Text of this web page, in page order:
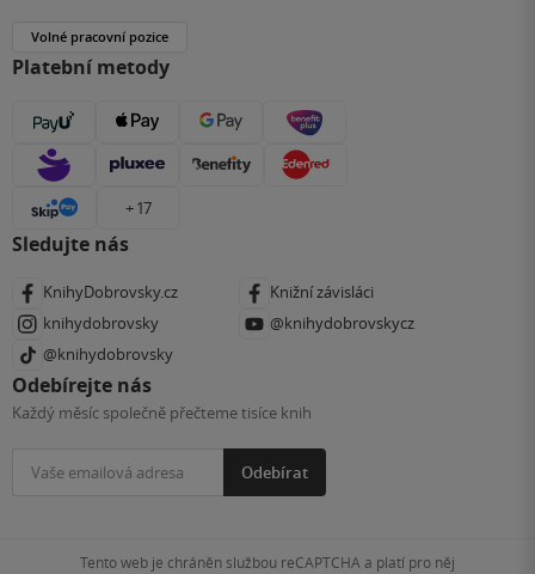
Volné pracovní pozice
Platební metody
+ 17
Sledujte nás
KnihyDobrovsky.cz
Knižní závisláci
knihydobrovsky
@knihydobrovskycz
@knihydobrovsky
Odebírejte nás
Každý měsíc společně přečteme tisíce knih
Odebírat
Tento web je chráněn službou reCAPTCHA a platí pro něj